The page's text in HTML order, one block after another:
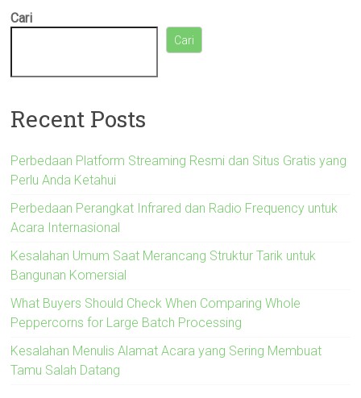
Cari
Cari
Recent Posts
Perbedaan Platform Streaming Resmi dan Situs Gratis yang
Perlu Anda Ketahui
Perbedaan Perangkat Infrared dan Radio Frequency untuk
Acara Internasional
Kesalahan Umum Saat Merancang Struktur Tarik untuk
Bangunan Komersial
What Buyers Should Check When Comparing Whole
Peppercorns for Large Batch Processing
Kesalahan Menulis Alamat Acara yang Sering Membuat
Tamu Salah Datang